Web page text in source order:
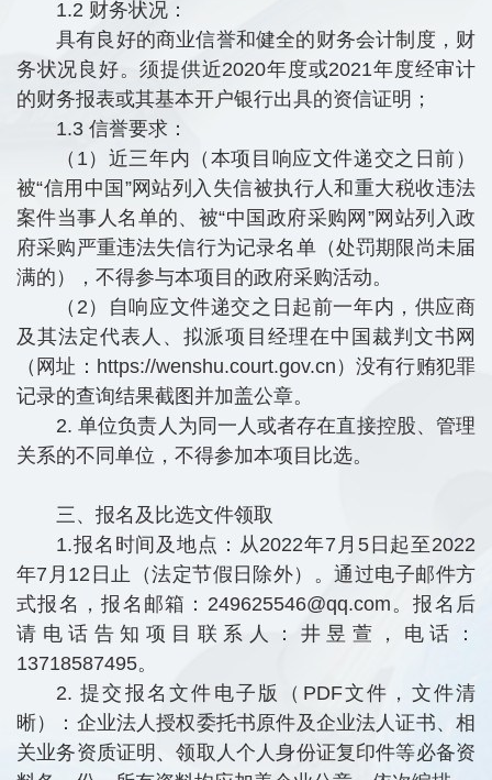
1.2 财务状况：
具有良好的商业信誉和健全的财务会计制度，财
务状况良好。须提供近2020年度或2021年度经审计
的财务报表或其基本开户银行出具的资信证明；
1.3 信誉要求：
（1）近三年内（本项目响应文件递交之日前）
被“信用中国”网站列入失信被执行人和重大税收违法
案件当事人名单的、被“中国政府采购网”网站列入政
府采购严重违法失信行为记录名单（处罚期限尚未届
满的），不得参与本项目的政府采购活动。
（2）自响应文件递交之日起前一年内，供应商
及其法定代表人、拟派项目经理在中国裁判文书网
（网址：https://wenshu.court.gov.cn）没有行贿犯罪
记录的查询结果截图并加盖公章。
2. 单位负责人为同一人或者存在直接控股、管理
关系的不同单位，不得参加本项目比选。
三、报名及比选文件领取
1.报名时间及地点：从2022年7月5日起至2022
年7月12日止（法定节假日除外）。通过电子邮件方
式报名，报名邮箱：249625546@qq.com。报名后
请电话告知项目联系人：井昱萱，电话：
13718587495。
2. 提交报名文件电子版（PDF文件，文件清
晰）：企业法人授权委托书原件及企业法人证书、相
关业务资质证明、领取人个人身份证复印件等必备资